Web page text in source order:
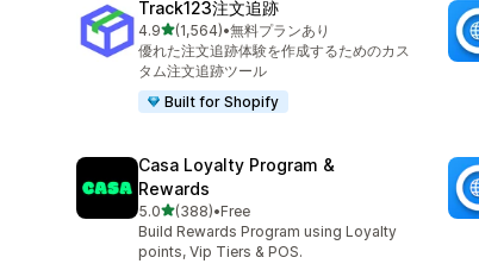
Track123注文追跡
4.95つ星中
(1,564)
合計レビュー数：1564件
•無料プランあり
優れた注文追跡体験を作成するためのカス
タム注文追跡ツール
Built for Shopify
Casa Loyalty Program &
Rewards
5.05つ星中
(388)
合計レビュー数：388件
•Free
Build Rewards Program using Loyalty
points, Vip Tiers & POS.